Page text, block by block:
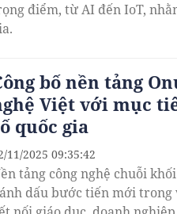
điểm, từ AI đến IoT,
bố nền tảng
Việt với mục
quốc gia
tảng công nghệ chuỗi
dấu bước tiến mới trong
11/2025 09:35:42